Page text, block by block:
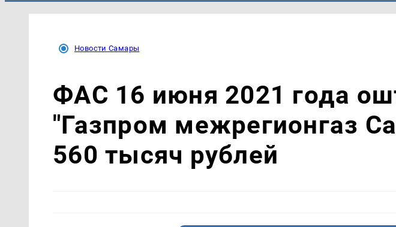
Новости Самары
ФАС 16 июня 2021 года
"Газпром межрегионгаз
560 тысяч рублей